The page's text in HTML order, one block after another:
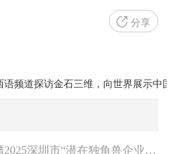
分享
语频道探访金石三维，向世界展示中
“潜在独角兽企业”、“瞪羚企业”称号